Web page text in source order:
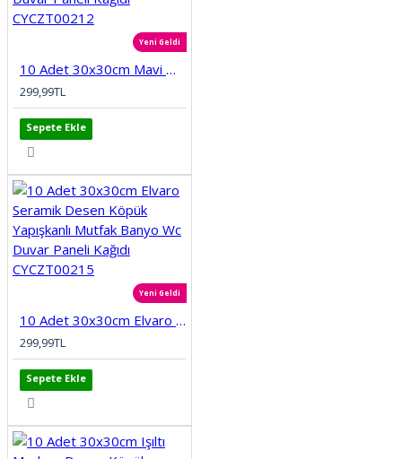
Yeni Geldi
10 Adet 30x30cm Mavi Motifli Desen Köpük Yapışkanlı Mutfak Banyo Duvar Paneli Kağıdı CYCZT00212
299,99TL
Sepete Ekle
Yeni Geldi
10 Adet 30x30cm Elvaro Seramik Desen Köpük Yapışkanlı Mutfak Banyo Wc Duvar Paneli Kağıdı CYCZT00215
299,99TL
Sepete Ekle